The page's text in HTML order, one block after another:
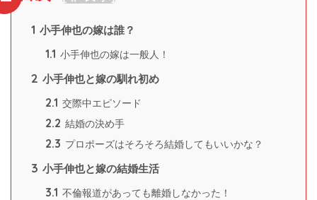
1 小手伸也の嫁は誰？
1.1 小手伸也の嫁は一般人！
2 小手伸也と嫁の馴れ初め
2.1 交際中エピソード
2.2 結婚の決め手
2.3 プロポーズはそろそろ結婚してもいいかな？
3 小手伸也と嫁の結婚生活
3.1 不倫報道があっても離婚しなかった！